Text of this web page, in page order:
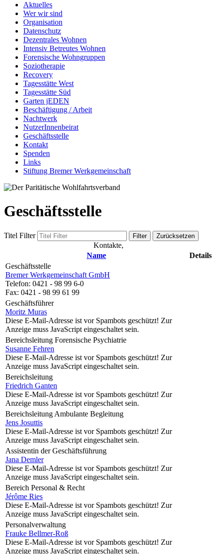
Aktuelles
Wer wir sind
Organisation
Datenschutz
Dezentrales Wohnen
Intensiv Betreutes Wohnen
Forensische Wohngruppen
Soziotherapie
Recovery
Tagesstätte West
Tagesstätte Süd
Garten jEDEN
Beschäftigung / Arbeit
Nachtwerk
NutzerInnenbeirat
Geschäftsstelle
Kontakt
Spenden
Links
Stiftung Bremer Werkgemeinschaft
Geschäftsstelle
Titel Filter Filter Zurücksetzen
Kontakte,
Name
Details
Geschäftsstelle
Bremer Werkgemeinschaft GmbH
Telefon: 0421 - 98 99 6-0
Fax: 0421 - 98 99 61 99
Geschäftsführer
Moritz Muras
Diese E-Mail-Adresse ist vor Spambots geschützt! Zur
Anzeige muss JavaScript eingeschaltet sein.
Bereichsleitung Forensische Psychiatrie
Susanne Fehren
Diese E-Mail-Adresse ist vor Spambots geschützt! Zur
Anzeige muss JavaScript eingeschaltet sein.
Bereichsleitung
Friedrich Ganten
Diese E-Mail-Adresse ist vor Spambots geschützt! Zur
Anzeige muss JavaScript eingeschaltet sein.
Bereichsleitung Ambulante Begleitung
Jens Josuttis
Diese E-Mail-Adresse ist vor Spambots geschützt! Zur
Anzeige muss JavaScript eingeschaltet sein.
Assistentin der Geschäftsführung
Jana Demler
Diese E-Mail-Adresse ist vor Spambots geschützt! Zur
Anzeige muss JavaScript eingeschaltet sein.
Bereich Personal & Recht
Jérôme Ries
Diese E-Mail-Adresse ist vor Spambots geschützt! Zur
Anzeige muss JavaScript eingeschaltet sein.
Personalverwaltung
Frauke Bellmer-Roß
Diese E-Mail-Adresse ist vor Spambots geschützt! Zur
Anzeige muss JavaScript eingeschaltet sein.